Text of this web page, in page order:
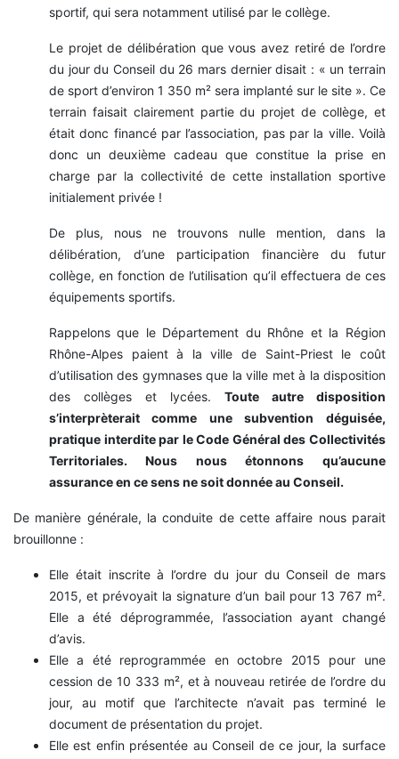
sportif, qui sera notamment utilisé par le collège.
Le projet de délibération que vous avez retiré de l’ordre
du jour du Conseil du 26 mars dernier disait : « un terrain
de sport d’environ 1 350 m² sera implanté sur le site ». Ce
terrain faisait clairement partie du projet de collège, et
était donc financé par l’association, pas par la ville. Voilà
donc un deuxième cadeau que constitue la prise en
charge par la collectivité de cette installation sportive
initialement privée !
De plus, nous ne trouvons nulle mention, dans la
délibération, d’une participation financière du futur
collège, en fonction de l’utilisation qu’il effectuera de ces
équipements sportifs.
Rappelons que le Département du Rhône et la Région
Rhône-Alpes paient à la ville de Saint-Priest le coût
d’utilisation des gymnases que la ville met à la disposition
des collèges et lycées. Toute autre disposition
s’interprèterait comme une subvention déguisée,
pratique interdite par le Code Général des Collectivités
Territoriales. Nous nous étonnons qu’aucune
assurance en ce sens ne soit donnée au Conseil.
De manière générale, la conduite de cette affaire nous parait
brouillonne :
Elle était inscrite à l’ordre du jour du Conseil de mars
2015, et prévoyait la signature d’un bail pour 13 767 m².
Elle a été déprogrammée, l’association ayant changé
d’avis.
Elle a été reprogrammée en octobre 2015 pour une
cession de 10 333 m², et à nouveau retirée de l’ordre du
jour, au motif que l’architecte n’avait pas terminé le
document de présentation du projet.
Elle est enfin présentée au Conseil de ce jour, la surface